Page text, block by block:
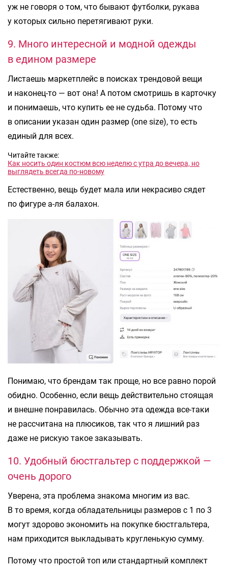
уж не говоря о том, что бывают футболки, рукава
у которых сильно перетягивают руки.
9. Много интересной и модной одежды
в едином размере
Листаешь маркетплейс в поисках трендовой вещи
и наконец-то — вот она! А потом смотришь в карточку
и понимаешь, что купить ее не судьба. Потому что
в описании указан один размер (one size), то есть
единый для всех.
Читайте также:
Как носить один костюм всю неделю с утра до вечера, но
выглядеть всегда по-новому
Естественно, вещь будет мала или некрасиво сядет
по фигуре а-ля балахон.
Понимаю, что брендам так проще, но все равно порой
обидно. Особенно, если вещь действительно стоящая
и внешне понравилась. Обычно эта одежда все-таки
не рассчитана на плюсиков, так что я лишний раз
даже не рискую такое заказывать.
10. Удобный бюстгальтер с поддержкой —
очень дорого
Уверена, эта проблема знакома многим из вас.
В то время, когда обладательницы размеров с 1 по 3
могут здорово экономить на покупке бюстгальтера,
нам приходится выкладывать кругленькую сумму.
Потому что простой топ или стандартный комплект